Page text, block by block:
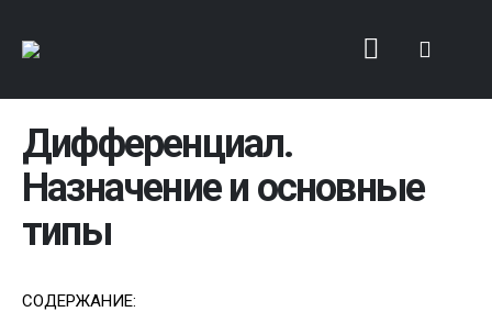
Дифференциал.
Назначение и основные
типы
СОДЕРЖАНИЕ: